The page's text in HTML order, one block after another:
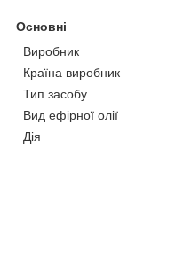
Основні
Виробник
Країна виробник
Тип засобу
Вид ефірної олії
Дія